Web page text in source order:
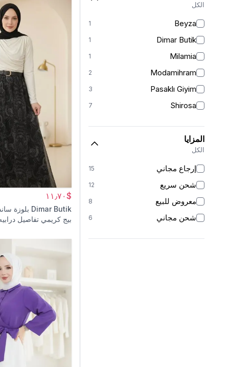
الكل
Beyza
1
Dimar Butik
1
Milamia
1
Modamihram
2
Pasaklı Giyim
3
Shirosa
7
المزايا
الكل
إرجاع مجاني 15
شحن سريع 12
معروض للبيع 8
شحن مجاني 6
$١١٫٧٠
Dimar Butik بلوزة
بيج كريمي تفاصيل